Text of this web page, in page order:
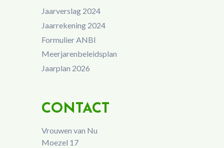
Jaarverslag 2024
Jaarrekening 2024
Formulier ANBI
Meerjarenbeleidsplan
Jaarplan 2026
CONTACT
Vrouwen van Nu
Moezel 17